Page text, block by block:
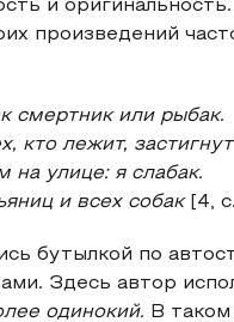
и
произведений
смертник или рыбак.
кто лежит, застигнут
на улице: я слабак.
и всех собак
[4,
бутылкой по
Здесь автор
одинокий.
В таком